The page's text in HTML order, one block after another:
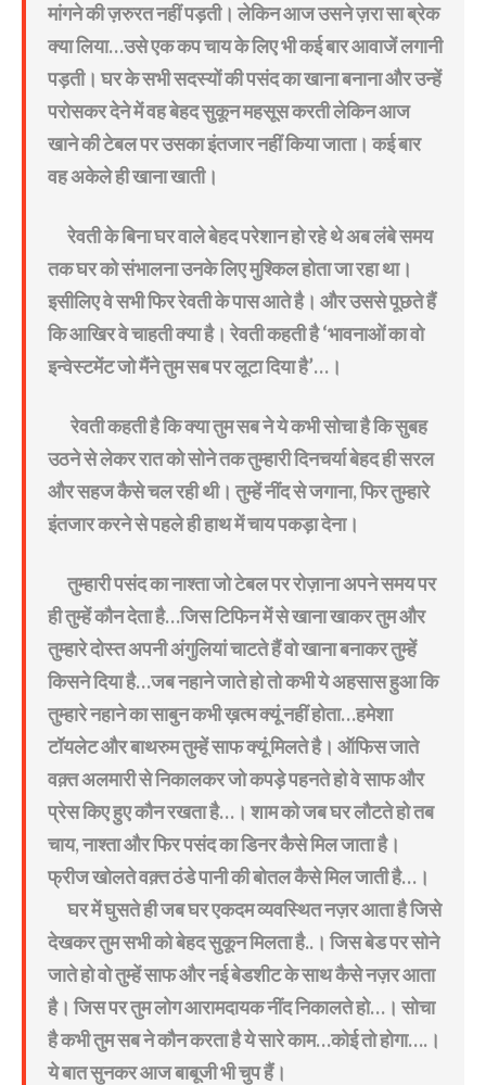
मांगने की ज़रुरत नहीं पड़ती। लेकिन आज उसने ज़रा सा ब्रेक
क्या लिया…उसे एक कप चाय के लिए भी कई बार आवाजें लगानी
पड़ती। घर के सभी सदस्यों की पसंद का खाना बनाना और उन्हें
परोसकर देने में वह बेहद सुकून महसूस करती लेकिन आज
खाने की टेबल पर उसका इंतजार नहीं किया जाता। कई बार
वह अकेले ही खाना खाती।
रेवती के बिना घर वाले बेहद परेशान हो रहे थे अब लंबे समय
तक घर को संभालना उनके लिए मुश्किल होता जा रहा था।
इसीलिए वे सभी फिर रेवती के पास आते है। और उससे पूछते हैं
कि आखिर वे चाहती क्या है। रेवती कहती है ‘भावनाओं का वो
इन्वेस्टमेंट जो मैंने तुम सब पर लूटा दिया है’…।
रेवती कहती है कि क्या तुम सब ने ये कभी सोचा है कि सुबह
उठने से लेकर रात को सोने तक तुम्हारी दिनचर्या बेहद ही सरल
और सहज कैसे चल रही थी। तुम्हें नींद से जगाना, फिर तुम्हारे
इंतजार करने से पहले ही हाथ में चाय पकड़ा देना।
तुम्हारी पसंद का नाश्ता जो टेबल पर रोज़ाना अपने समय पर
ही तुम्हें कौन देता है…जिस टिफिन में से खाना खाकर तुम और
तुम्हारे दोस्त अपनी अंगुलियां चाटते हैं वो खाना बनाकर तुम्हें
किसने दिया है…जब नहाने जाते हो तो कभी ये अहसास हुआ कि
तुम्हारे नहाने का साबुन कभी ख़त्म क्यूं नहीं होता…हमेशा
टॉयलेट और बाथरुम तुम्हें साफ क्यूं मिलते है। ऑफिस जाते
वक़्त अलमारी से निकालकर जो कपड़े पहनते हो वे साफ और
प्रेस किए हुए कौन रखता है…। शाम को जब घर लौटते हो तब
चाय, नाश्ता और फिर पसंद का डिनर कैसे मिल जाता है।
फ्रीज खोलते वक़्त ठंडे पानी की बोतल कैसे मिल जाती है…।
घर में घुसते ही जब घर एकदम व्यवस्थित नज़र आता है जिसे
देखकर तुम सभी को बेहद सुकून मिलता है..। जिस बेड पर सोने
जाते हो वो तुम्हें साफ और नई बेडशीट के साथ कैसे नज़र आता
है। जिस पर तुम लोग आरामदायक नींद निकालते हो…। सोचा
है कभी तुम सब ने कौन करता है ये सारे काम…कोई तो होगा….।
ये बात सुनकर आज बाबूजी भी चुप हैं।